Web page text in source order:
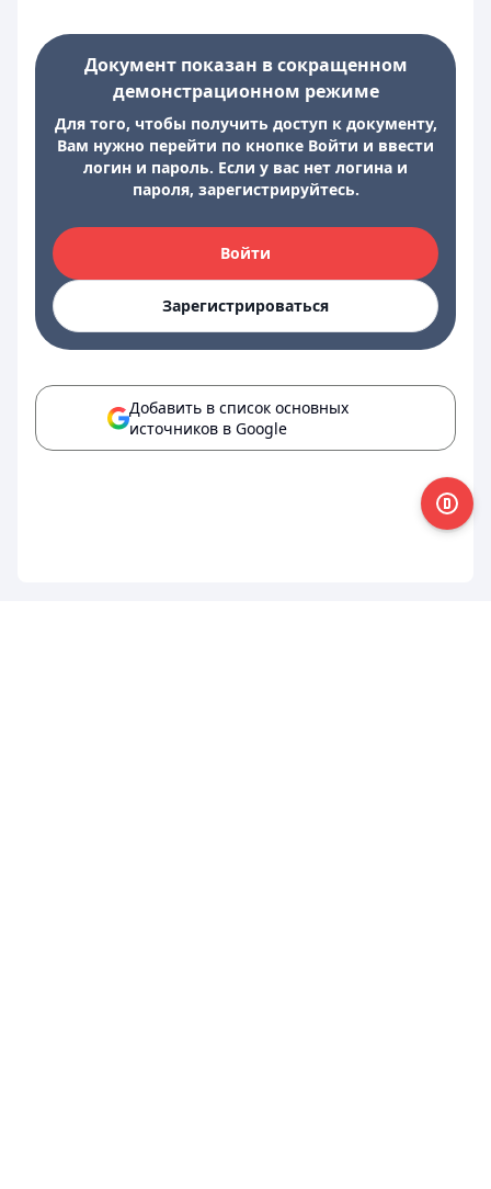
Документ показан в сокращенном
демонстрационном режиме
Для того, чтобы получить доступ к документу,
Вам нужно перейти по кнопке Войти и ввести
логин и пароль. Если у вас нет логина и
пароля, зарегистрируйтесь.
Войти
Зарегистрироваться
Добавить в список основных
источников в Google